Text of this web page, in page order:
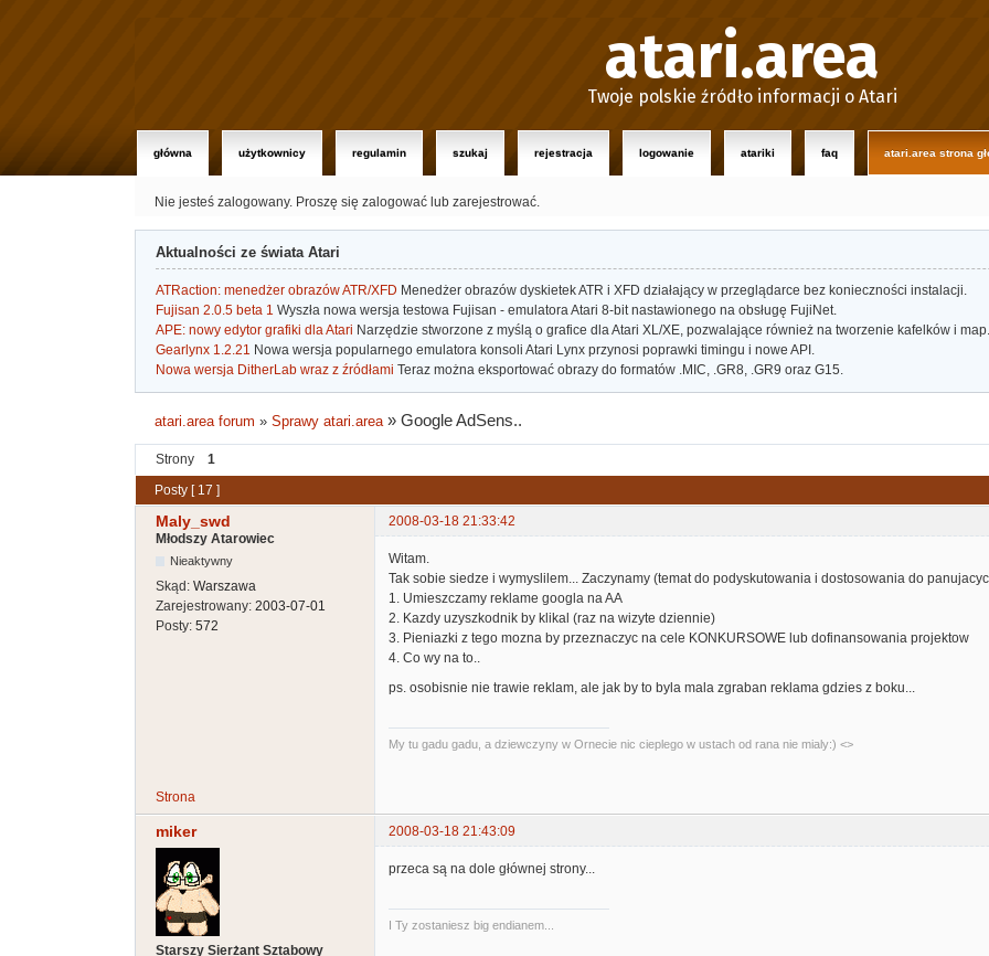
atari.area
Twoje polskie źródło informacji o Atari
główna użytkownicy regulamin szukaj rejestracja logowanie atariki faq atari.area strona
Nie jesteś zalogowany. Proszę się zalogować lub zarejestrować.
Aktualności ze świata Atari
ATRaction: menedżer obrazów ATR/XFD Menedżer obrazów dyskietek ATR i XFD działający w przeglądarce bez konieczności instalacji.
Fujisan 2.0.5 beta 1 Wyszła nowa wersja testowa Fujisan - emulatora Atari 8-bit nastawionego na obsługę FujiNet.
APE: nowy edytor grafiki dla Atari Narzędzie stworzone z myślą o grafice dla Atari XL/XE, pozwalające również na tworzenie kafelków i map.
Gearlynx 1.2.21 Nowa wersja popularnego emulatora konsoli Atari Lynx przynosi poprawki timingu i nowe API.
Nowa wersja DitherLab wraz z źródłami Teraz można eksportować obrazy do formatów .MIC, .GR8, .GR9 oraz G15.
atari.area forum »Sprawy atari.area »Google AdSens..
Strony
1
Posty [ 17 ]
Maly_swd
2008-03-18 21:33:42
Młodszy Atarowiec
Nieaktywny
Skąd: Warszawa
Zarejestrowany: 2003-07-01
Posty: 572
Witam.
Tak sobie siedze i wymyslilem... Zaczynamy (temat do podyskutowania i dostosowania do
1. Umieszczamy reklame googla na AA
2. Kazdy uzyszkodnik by klikal (raz na wizyte dziennie)
3. Pieniazki z tego mozna by przeznaczyc na cele KONKURSOWE lub dofinansowania projektow
4. Co wy na to..
ps. osobisnie nie trawie reklam, ale jak by to byla mala zgraban reklama gdzies z boku...
My tu gadu gadu, a dziewczyny w Ornecie nic cieplego w ustach od rana nie mialy:) <>
Strona
miker 2008-03-18 21:43:09
Starszy Sierżant Sztabowy
przeca są na dole głównej strony...
I Ty zostaniesz big endianem...